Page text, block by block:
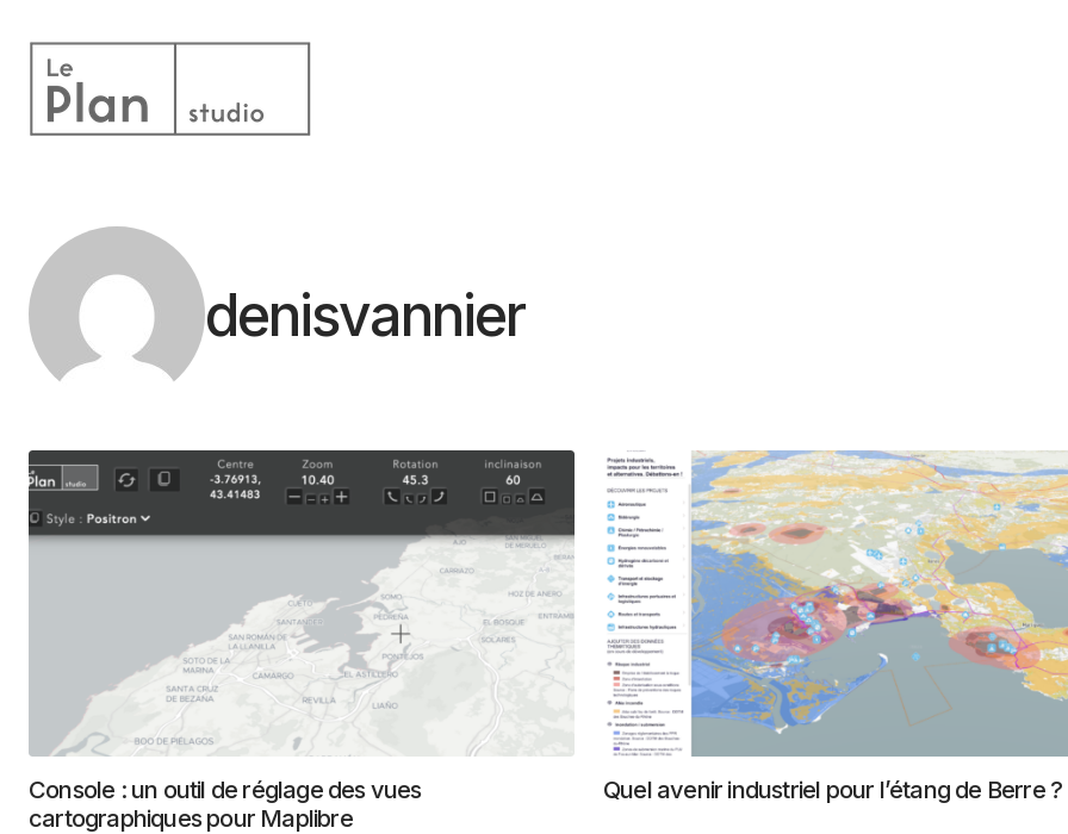
denisvannier
Console : un outil de réglage des vues
cartographiques pour Maplibre
Quel avenir industriel pour l’étang de Berre ?